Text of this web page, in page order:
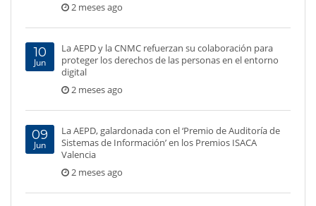
2 meses ago
10
Jun
La AEPD y la CNMC refuerzan su colaboración para
proteger los derechos de las personas en el entorno
digital
2 meses ago
09
Jun
La AEPD, galardonada con el ‘Premio de Auditoría de
Sistemas de Información’ en los Premios ISACA
Valencia
2 meses ago